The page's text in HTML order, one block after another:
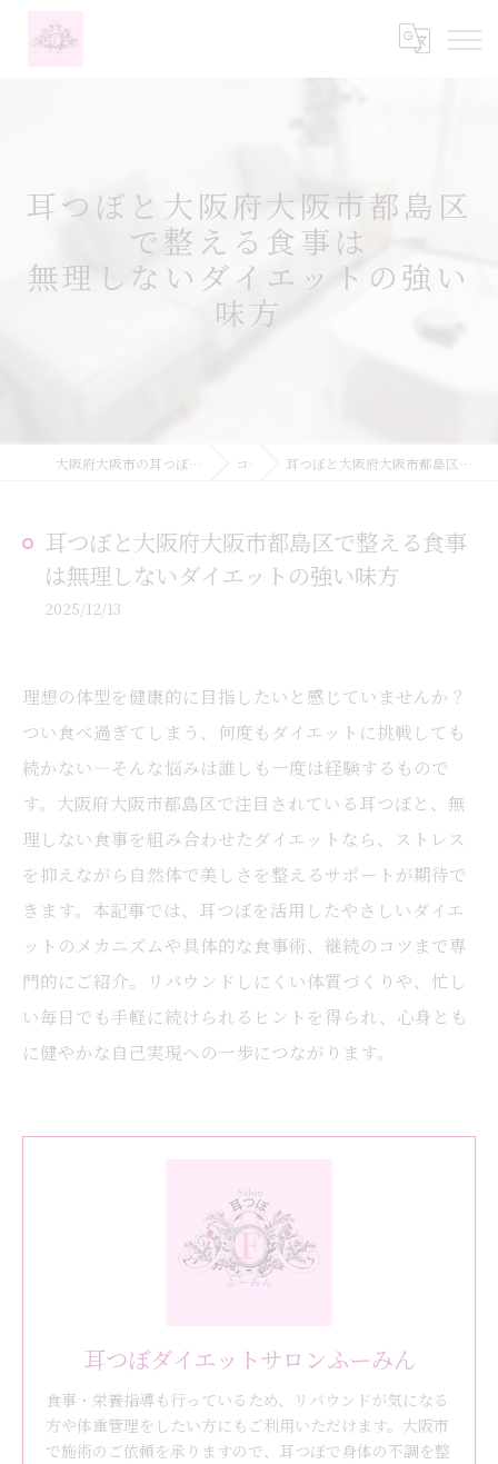
耳つぼと大阪府大阪市都島区
で整える食事は
無理しないダイエットの強い
味方
大阪府大阪市の耳つぼなら耳つぼダイエットサロンふーみん コラム 耳つぼと大阪府大阪市都島区で整える食事は無理しないダイエットの強い味方
耳つぼと大阪府大阪市都島区で整える食事
は無理しないダイエットの強い味方
2025/12/13
理想の体型を健康的に目指したいと感じていませんか？
つい食べ過ぎてしまう、何度もダイエットに挑戦しても
続かない—そんな悩みは誰しも一度は経験するもので
す。大阪府大阪市都島区で注目されている耳つぼと、無
理しない食事を組み合わせたダイエットなら、ストレス
を抑えながら自然体で美しさを整えるサポートが期待で
きます。本記事では、耳つぼを活用したやさしいダイエ
ットのメカニズムや具体的な食事術、継続のコツまで専
門的にご紹介。リバウンドしにくい体質づくりや、忙し
い毎日でも手軽に続けられるヒントを得られ、心身とも
に健やかな自己実現への一歩につながります。
耳つぼダイエットサロンふーみん
食事・栄養指導も行っているため、リバウンドが気になる
方や体重管理をしたい方にもご利用いただけます。大阪市
で施術のご依頼を承りますので、耳つぼで身体の不調を整